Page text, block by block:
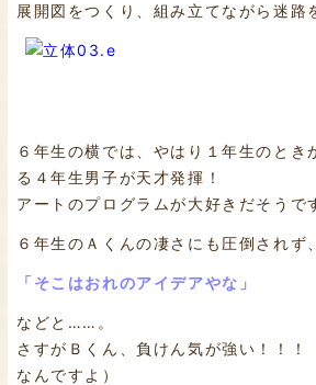
展開図をつくり、組み立てながら迷路
６年生の横では、やはり１年生のとき
る４年生男子が天才発揮！
アートのプログラムが大好きだそうで
６年生のＡくんの凄さにも圧倒されず、
「そこはおれのアイデアやな」
などと……。
さすがＢくん、負けん気が強い！！
なんですよ）